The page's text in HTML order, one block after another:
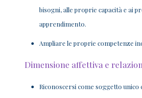
bisogni, alle proprie capacità e ai
apprendimento.
Ampliare le proprie competenze
Dimensione affettiva e
Riconoscersi come soggetto unico